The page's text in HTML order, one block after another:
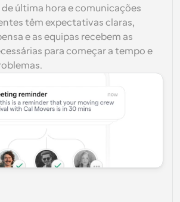
última hora e comunicações
têm expectativas claras,
e as equipas recebem as
para começar a tempo e